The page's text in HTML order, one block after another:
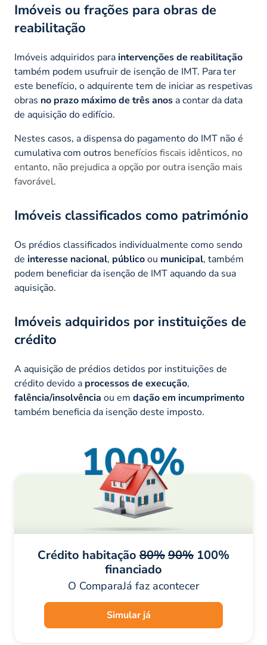
Imóveis ou frações para obras de
reabilitação
Imóveis adquiridos para intervenções de reabilitação
também podem usufruir de isenção de IMT. Para ter
este benefício, o adquirente tem de iniciar as respetivas
obras no prazo máximo de três anos a contar da data
de aquisição do edifício.
Nestes casos, a dispensa do pagamento do IMT não é
cumulativa com outros benefícios fiscais idênticos, no
entanto, não prejudica a opção por outra isenção mais
favorável.
Imóveis classificados como património
Os prédios classificados individualmente como sendo
de interesse nacional, públicoou municipal, também
podem beneficiar da isenção de IMT aquando da sua
aquisição.
Imóveis adquiridos por instituições de
crédito
A aquisição de prédios detidos por instituições de
crédito devido a processos de execução,
falência/insolvência ou em dação em incumprimento
também beneficia da isenção deste imposto.
Crédito habitação 80%90% 100%
financiado
O ComparaJá faz acontecer
Simular já